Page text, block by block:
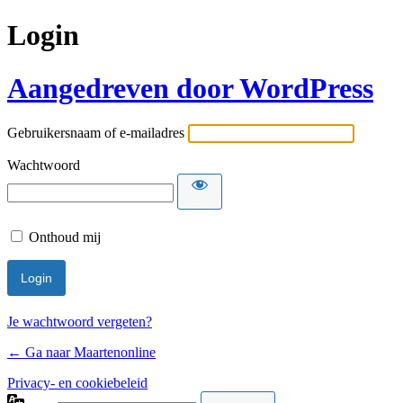
Login
Aangedreven door WordPress
Gebruikersnaam of e-mailadres
Wachtwoord
Onthoud mij
Je wachtwoord vergeten?
← Ga naar Maartenonline
Privacy- en cookiebeleid